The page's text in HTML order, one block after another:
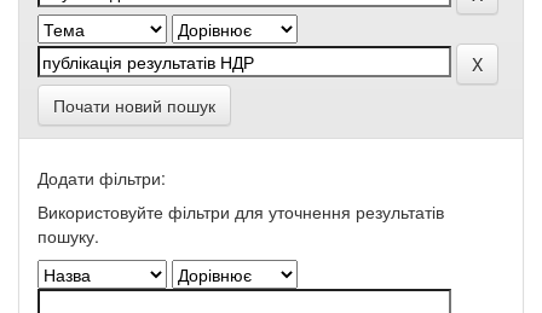
Почати новий пошук
Додати фільтри:
Використовуйте фільтри для уточнення результатів
пошуку.